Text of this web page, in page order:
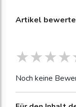
Artikel
Noch keine